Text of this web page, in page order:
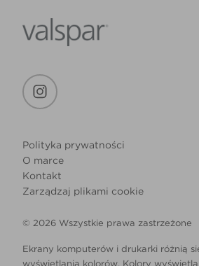
Polityka prywatności
O marce
Kontakt
Zarządzaj plikami cookie
© 2026 Wszystkie prawa zastrzeżone
Ekrany komputerów i drukarki różnią
wyświetlania kolorów. Kolory